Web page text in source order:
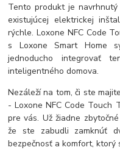
Tento produkt je
existujúcej elektrickej
rýchle. Loxone NFC Code
s Loxone Smart Home
jednoducho integrovať
inteligentného domova.
Nezáleží na tom, či ste
- Loxone NFC Code Touch
pre vás. Už žiadne
že ste zabudli zamknúť
bezpečnosť a komfort, ktorý